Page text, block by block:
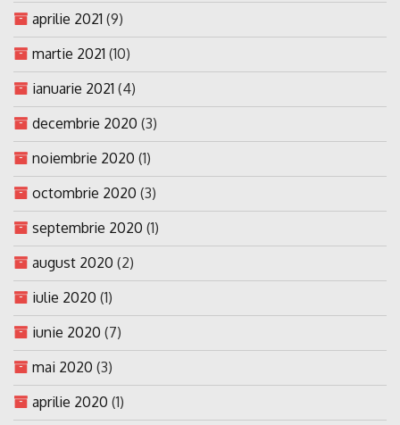
aprilie 2021 (9)
martie 2021 (10)
ianuarie 2021 (4)
decembrie 2020 (3)
noiembrie 2020 (1)
octombrie 2020 (3)
septembrie 2020 (1)
august 2020 (2)
iulie 2020 (1)
iunie 2020 (7)
mai 2020 (3)
aprilie 2020 (1)